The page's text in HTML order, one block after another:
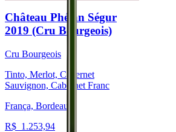
Château Phélan Ségur
2019 (Cru Bourgeois)
Cru Bourgeois
Tinto, Merlot, Cabernet
Sauvignon, Cabernet Franc
França, Bordeaux
R$ 1.253,94